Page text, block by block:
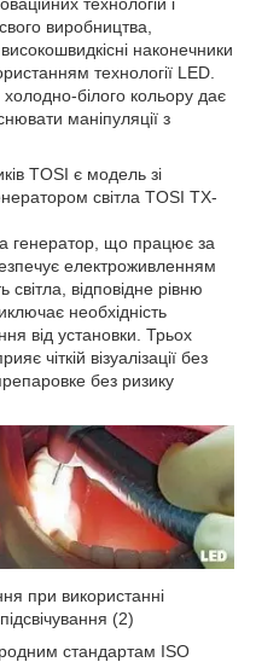
виробництва,
наконечники
технології LED.
холодно-білого кольору дає
маніпуляції з
TOSI є модель зі
світла TOSI TX-
генератор, що працює за
електроживленням
світла, відповідне рівню
необхідність
від установки. Трьох
чіткій візуалізації без
без ризику
при використанні
(2)
стандартам ISO